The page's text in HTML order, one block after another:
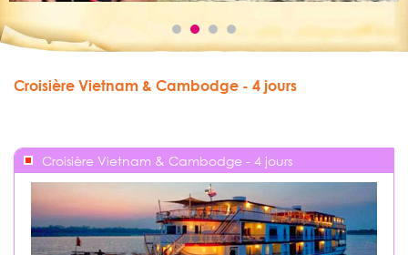
Croisière Vietnam & Cambodge - 4 jours
Croisière Vietnam & Cambodge - 4 jours